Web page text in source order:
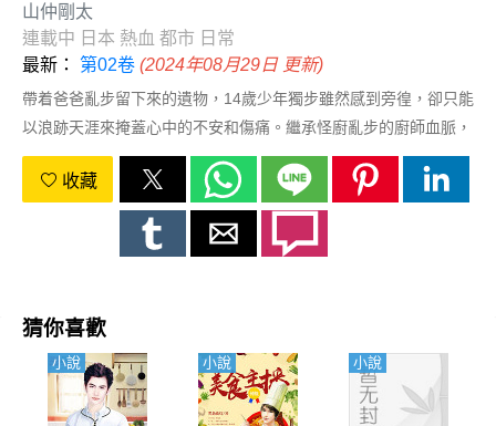
山仲剛太
連載中 日本 熱血 都市 日常
最新： 第02卷 (2024年08月29日 更新)
帶着爸爸亂步留下來的遺物，14歲少年獨步雖然感到旁徨，卻只能
以浪跡天涯來掩蓋心中的不安和傷痛。繼承怪廚亂步的廚師血脈，
他只要一遇到料理的難題，就會展露真性情並大展身手……遊歷日
本各地，以在地Ｂ級美食加上料理人的真情來調味，溫暖人心的動
作派料理漫畫登場！本集獨步的腳步由北往南陸續經過鎌倉、橫須
賀，然後到了靜岡縣濱鬆，出現的美食則是橫須賀的海軍咖哩以及
收藏
猜你喜歡
小說 小說 小說